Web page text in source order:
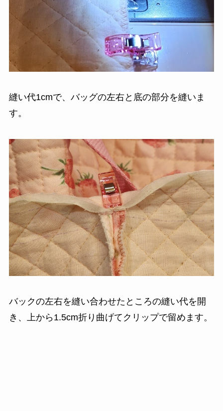
縫い代1cmで、バッグの左右と底の部分を縫いま
す。
バックの左右を縫い合わせたところの縫い代を開
き、上から1.5cm折り曲げてクリップで留めます。